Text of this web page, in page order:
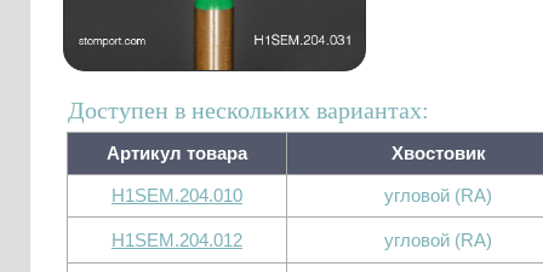
Доступен в нескольких вариантах:
Артикул товара Хвостовик
H1SEM.204.010 угловой (RA)
H1SEM.204.012 угловой (RA)